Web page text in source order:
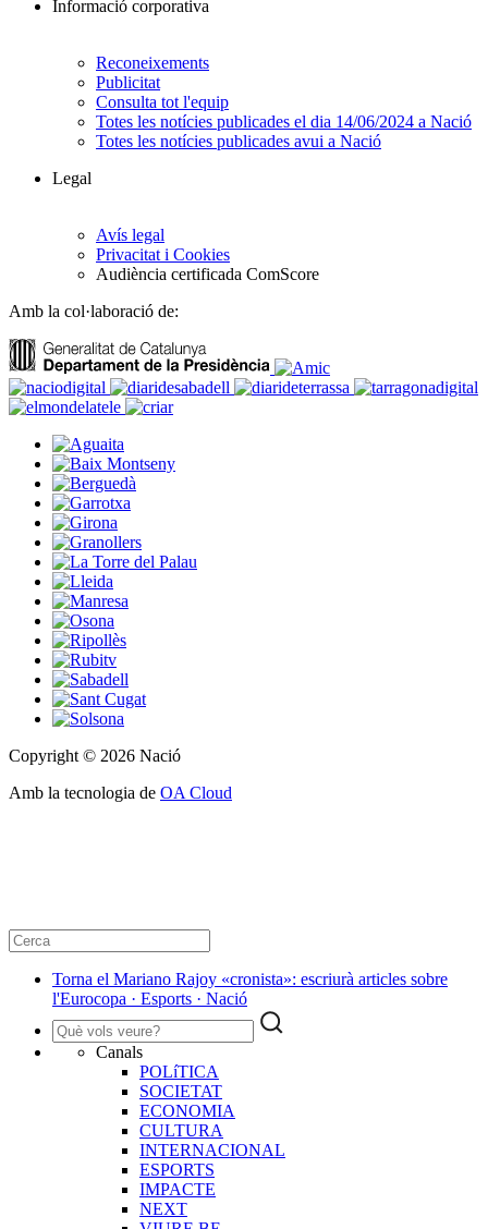
Informació corporativa
Reconeixements
Publicitat
Consulta tot l'equip
Totes les notícies publicades el dia 14/06/2024 a Nació
Totes les notícies publicades avui a Nació
Legal
Avís legal
Privacitat i Cookies
Audiència certificada ComScore
Amb la col·laboració de:
Copyright © 2026 Nació
Amb la tecnologia de OA Cloud
Torna el Mariano Rajoy «cronista»: escriurà articles sobre
l'Eurocopa · Esports · Nació
Canals
POLíTICA
SOCIETAT
ECONOMIA
CULTURA
INTERNACIONAL
ESPORTS
IMPACTE
NEXT